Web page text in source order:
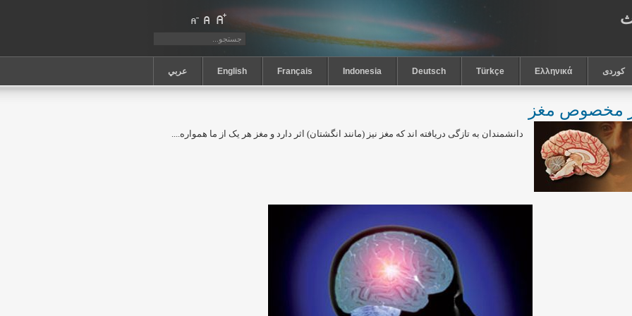
عربي English Français Indonesia Deutsch Türkçe Ελληνικά كوردى
مخصوص مغز
دانشمندان به تازگی دریافته اند که مغز نیز (مانند انگشتان) اثر دارد و مغز هر یک از ما همواره....